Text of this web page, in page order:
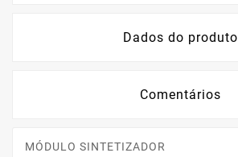
Dados do produto
Comentários
MÓDULO SINTETIZADOR